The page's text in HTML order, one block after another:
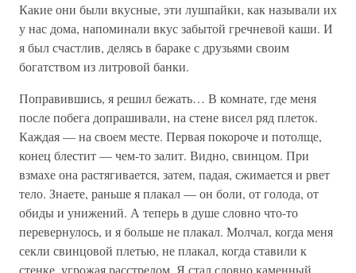
Какие они были вкусные, эти лушпайки, как называли их
у нас дома, напоминали вкус забытой гречневой каши. И
я был счастлив, делясь в бараке с друзьями своим
богатством из литровой банки.
Поправившись, я решил бежать… В комнате, где меня
после побега допрашивали, на стене висел ряд плеток.
Каждая — на своем месте. Первая покороче и потолще,
конец блестит — чем-то залит. Видно, свинцом. При
взмахе она растягивается, затем, падая, сжимается и рвет
тело. Знаете, раньше я плакал — он боли, от голода, от
обиды и унижений. А теперь в душе словно что-то
перевернулось, и я больше не плакал. Молчал, когда меня
секли свинцовой плетью, не плакал, когда ставили к
стенке, угрожая расстрелом. Я стал словно каменный.